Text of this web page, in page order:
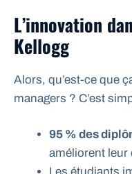
L’innovation
Kellogg
Alors, qu’est-ce que
managers ? C’est
95 % des
améliorent leur